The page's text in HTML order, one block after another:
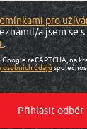
pro
a jsem se
.
reCAPTCHA, na
osobních údajů